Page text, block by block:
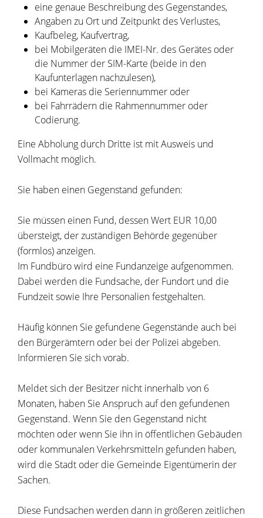
eine genaue Beschreibung des Gegenstandes,
Angaben zu Ort und Zeitpunkt des Verlustes,
Kaufbeleg, Kaufvertrag,
bei Mobilgeräten die IMEI-Nr. des Gerätes oder
die Nummer der SIM-Karte (beide in den
Kaufunterlagen nachzulesen),
bei Kameras die Seriennummer oder
bei Fahrrädern die Rahmennummer oder
Codierung.
Eine Abholung durch Dritte ist mit Ausweis und
Vollmacht möglich.
Sie haben einen Gegenstand gefunden:
Sie müssen einen Fund, dessen Wert EUR 10,00
übersteigt, der zuständigen Behörde gegenüber
(formlos) anzeigen.
Im Fundbüro wird eine Fundanzeige aufgenommen.
Dabei werden die Fundsache, der Fundort und die
Fundzeit sowie Ihre Personalien festgehalten.
Häufig können Sie gefundene Gegenstände auch bei
den Bürgerämtern oder bei der Polizei abgeben.
Informieren Sie sich vorab.
Meldet sich der Besitzer nicht innerhalb von 6
Monaten, haben Sie Anspruch auf den gefundenen
Gegenstand. Wenn Sie den Gegenstand nicht
möchten oder wenn Sie ihn in öffentlichen Gebäuden
oder kommunalen Verkehrsmitteln gefunden haben,
wird die Stadt oder die Gemeinde Eigentümerin der
Sachen.
Diese Fundsachen werden dann in größeren zeitlichen